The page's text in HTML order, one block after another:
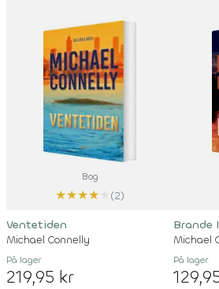
Bog
★★★★
(2)
Ventetiden
Michael Connelly
På lager
219,95 kr
Brande
Michael
På lager